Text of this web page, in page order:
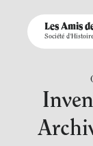
Les Amis
Société